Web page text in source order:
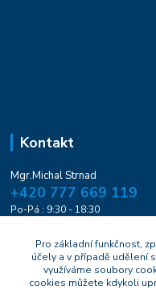
Kontakt
Mgr.Michal Strnad
+420 777 669 119
Po-Pá : 9:30 - 18:30
naturesa@email.cz
Pro základní funkčnost,
účely a v případě udělení
využíváme soubory
cookies můžete kdykoli